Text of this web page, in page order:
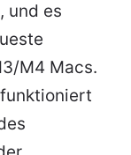
und es
M4 Macs.